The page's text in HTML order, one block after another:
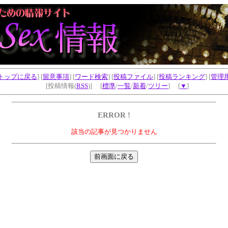
ップに戻る] [留意事項] [ワード検索] [投稿ファイル] [投稿ランキング] [管理
[投稿情報(RSS)] [標準/一覧/新着/ツリー] [▼ ]
ERROR !
該当の記事が見つかりません